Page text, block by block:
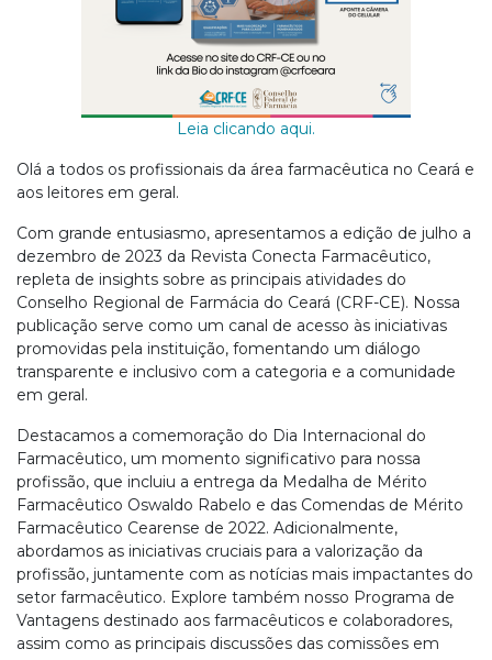
Leia clicando aqui.
Olá a todos os profissionais da área farmacêutica no Ceará e
aos leitores em geral.
Com grande entusiasmo, apresentamos a edição de julho a
dezembro de 2023 da Revista Conecta Farmacêutico,
repleta de insights sobre as principais atividades do
Conselho Regional de Farmácia do Ceará (CRF-CE). Nossa
publicação serve como um canal de acesso às iniciativas
promovidas pela instituição, fomentando um diálogo
transparente e inclusivo com a categoria e a comunidade
em geral.
Destacamos a comemoração do Dia Internacional do
Farmacêutico, um momento significativo para nossa
profissão, que incluiu a entrega da Medalha de Mérito
Farmacêutico Oswaldo Rabelo e das Comendas de Mérito
Farmacêutico Cearense de 2022. Adicionalmente,
abordamos as iniciativas cruciais para a valorização da
profissão, juntamente com as notícias mais impactantes do
setor farmacêutico. Explore também nosso Programa de
Vantagens destinado aos farmacêuticos e colaboradores,
assim como as principais discussões das comissões em